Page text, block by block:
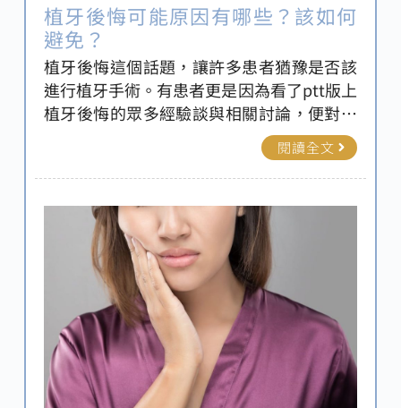
植牙後悔可能原因有哪些？該如何
避免？
植牙後悔這個話題，讓許多患者猶豫是否該
進行植牙手術。有患者更是因為看了ptt版上
植牙後悔的眾多經驗談與相關討論，便對該
手術抱有極大憂慮，從而遲遲不敢接受治
療。然而對缺牙患者而言，植牙卻又是重拾
口腔健康關鍵方法之一。 究竟，植牙失敗如
何補救？植牙後悔又要如何避免？
閱讀全文